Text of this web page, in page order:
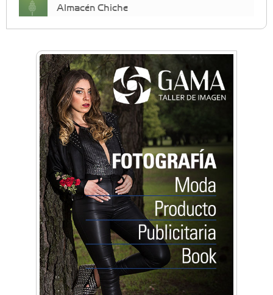
Almacén Chiche
crecimiento personal
Arq. Horacio Alejandro Sánchez
Artística ApasionArte
Artística Catalina
Artística Veral
BAIC Ramos Mejía